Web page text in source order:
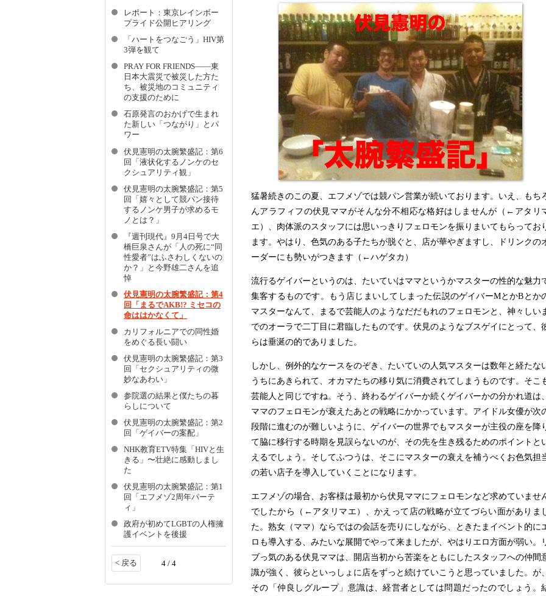
猛暑続きのこの夏、エフメゾでは競パン営業が続いております。いえ、もち
んアラフィフの伏見ママがそんな分不相応な格好はしませんが（←アタリ
エ）、肉体派のスタッフには思いっきりフェロモンを振りまいてもらってお
ます。やはり、色気のある子たちが脱ぐと、店が華やぎますし、ドリンクの
ーダーにも勢いがつきます（←ハゲタカ）
流行るゲイバーというのは、たいていはママというかマスターの性的な魅力
集客するものです。もう店じまいしてしまった伝説のゲイバーMとかB とか
マスターなんて、まるで芸能人のようなだだもれのフェロモンと、神々しい
でのオーラで二丁目に君臨したものです。伏見のようなブスゲイにとって、
らは垂涎の的でありました。
しかし、例外的なケースをのぞき、たいていの人気マスターは数年と経たな
うちにあきられて、オカマたちの移り気に消費されてしまうものです。そこ
芸能人と同じですね。そう、終わるゲイバーか続くゲイバーかの分かれ道は、
ママのフェロモンが衰えたあとの戦略にかかっています。アイドル女優が次
段階に進むのが難しいように、ゲイバーの世界でもマスターが主役の座を降
て脇に移行する時期を見誤らないのが、その先を生き残るためのポイントと
えるでしょう。そしてふつうは、そこにマスターの衰えを補うべくお色気担
の若い店子を導入していくことになります。
エフメゾの場合、お客様は最初から伏見ママにフェロモンなど求めていませ
でしたから（←アタリマエ）、かえって店の戦略が立てづらい面がありま
た。熟女（ママ）ならではの会話を売りにしながら、ときたまイベント的に
ロも導入する、みたいな展開でやって来ましたが、やはりエロ方面が弱い。
ブっ気のある伏見ママは、開店当初から苦楽をともにしたスタッフへの仲間
識が強く、彼らといっしょに店をずっと続けていこうと思っていました。が、
その「仲良しグループ」意識は、経営者としては問題だったのでしょう。
レポート：東京レインボー
プライド公開ヒアリング
「ハートをつなごう」HIV第
3弾を観て
PRAY FOR FRIENDS——東
日本大震災で被災した方た
ち、被災地のコミュニティ
の支援のために
石原発言のおかげで生まれ
た新しい「つながり」とパ
ワー
伏見憲明の太腕繁盛記：第6
回「液状化するノンケのセ
クシュアリティ観」
伏見憲明の太腕繁盛記：第5
回「嬉々として競パン接待
するノンケ男子が求めるモ
ノとは？」
『週刊現代』9月4日号で大
橋巨泉さんが「人の死に“同
性愛者”はふさわしくないの
か？」と今野雄二さんを追
悼
伏見憲明の太腕繁盛記：第4
回「まるでAKB!? ミセコの
命ははかなくて」
カリフォルニアでの同性婚
をめぐる長い闘い
伏見憲明の太腕繁盛記：第3
回「セクシュアリティの微
妙なあわい」
参院選の結果と僕たちの暮
らしについて
伏見憲明の太腕繁盛記：第2
回「ゲイバーの案配」
NHK教育ETV特集「HIVと生
きる」〜壮絶に感動しまし
た
伏見憲明の太腕繁盛記：第1
回「エフメゾ2周年パーテ
ィ」
政府が初めてLGBTの人権擁
護イベントを後援
< 戻る 4 / 4